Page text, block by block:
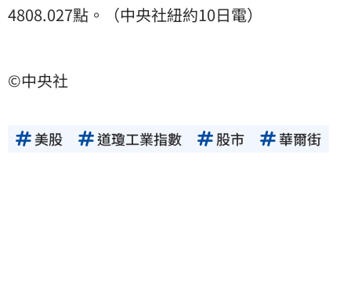
4808.027點。（中央社紐約10日電）
©中央社
美股 道瓊工業指數 股市 華爾街